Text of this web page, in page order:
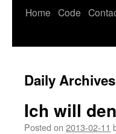
Home Code
Daily
Ich will
Posted on 2013-02-11